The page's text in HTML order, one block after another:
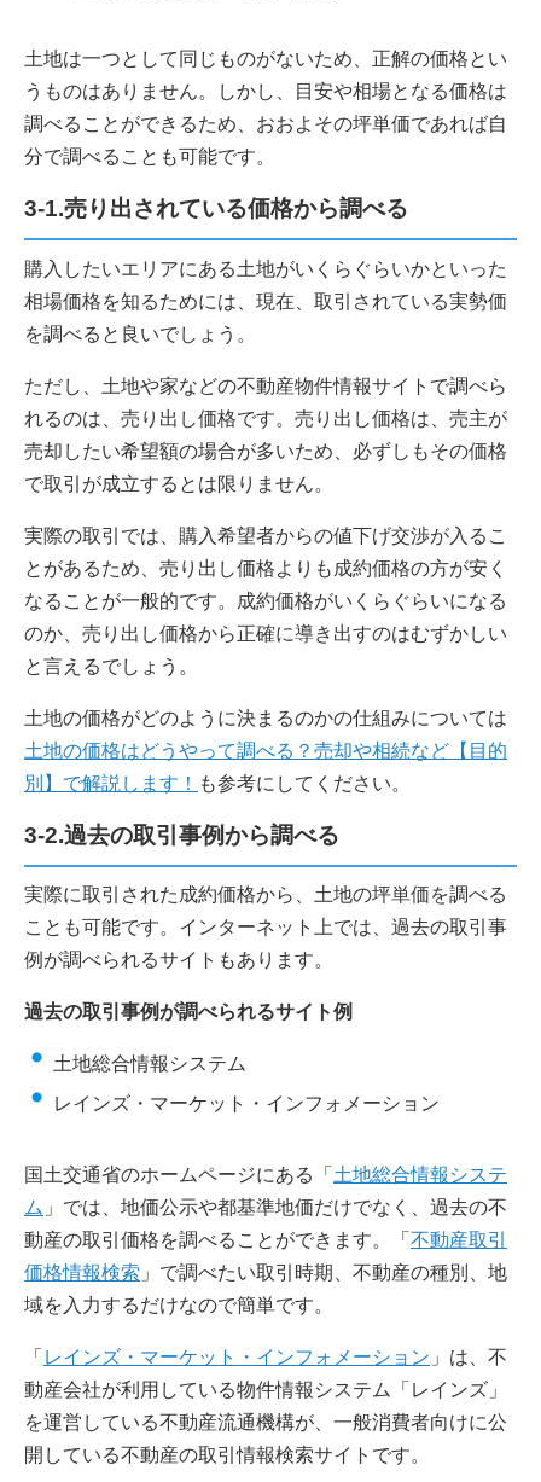
土地は一つとして同じものがないため、正解の価格とい
うものはありません。しかし、目安や相場となる価格は
調べることができるため、おおよその坪単価であれば自
分で調べることも可能です。
3-1.売り出されている価格から調べる
購入したいエリアにある土地がいくらぐらいかといった
相場価格を知るためには、現在、取引されている実勢価
を調べると良いでしょう。
ただし、土地や家などの不動産物件情報サイトで調べら
れるのは、売り出し価格です。売り出し価格は、売主が
売却したい希望額の場合が多いため、必ずしもその価格
で取引が成立するとは限りません。
実際の取引では、購入希望者からの値下げ交渉が入るこ
とがあるため、売り出し価格よりも成約価格の方が安く
なることが一般的です。成約価格がいくらぐらいになる
のか、売り出し価格から正確に導き出すのはむずかしい
と言えるでしょう。
土地の価格がどのように決まるのかの仕組みについては
土地の価格はどうやって調べる？売却や相続など【目的
別】で解説します！ も参考にしてください。
3-2.過去の取引事例から調べる
実際に取引された成約価格から、土地の坪単価を調べる
ことも可能です。インターネット上では、過去の取引事
例が調べられるサイトもあります。
過去の取引事例が調べられるサイト例
土地総合情報システム
レインズ・マーケット・インフォメーション
国土交通省のホームページにある「 土地総合情報システ
ム 」では、地価公示や都基準地価だけでなく、過去の不
動産の取引価格を調べることができます。「 不動産取引
価格情報検索 」で調べたい取引時期、不動産の種別、地
域を入力するだけなので簡単です。
「 レインズ・マーケット・インフォメーション 」は、不
動産会社が利用している物件情報システム「レインズ」
を運営している不動産流通機構が、一般消費者向けに公
開している不動産の取引情報検索サイトです。